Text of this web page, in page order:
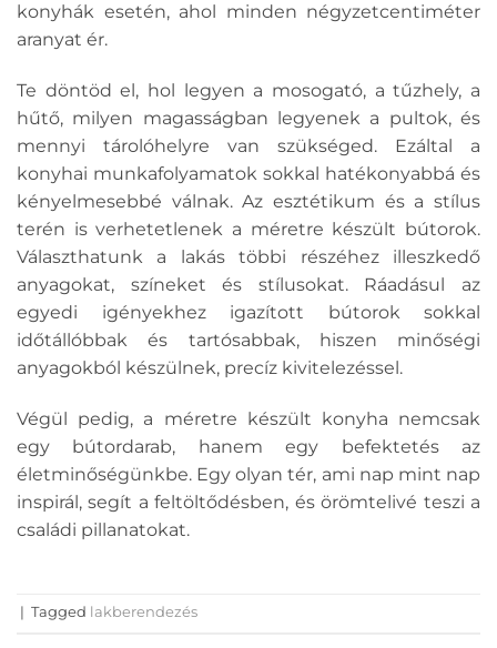
konyhák esetén, ahol minden négyzetcentiméter
aranyat ér.
Te döntöd el, hol legyen a mosogató, a tűzhely, a
hűtő, milyen magasságban legyenek a pultok, és
mennyi tárolóhelyre van szükséged. Ezáltal a
konyhai munkafolyamatok sokkal hatékonyabbá és
kényelmesebbé válnak. Az esztétikum és a stílus
terén is verhetetlenek a méretre készült bútorok.
Választhatunk a lakás többi részéhez illeszkedő
anyagokat, színeket és stílusokat. Ráadásul az
egyedi igényekhez igazított bútorok sokkal
időtállóbbak és tartósabbak, hiszen minőségi
anyagokból készülnek, precíz kivitelezéssel.
Végül pedig, a méretre készült konyha nemcsak
egy bútordarab, hanem egy befektetés az
életminőségünkbe. Egy olyan tér, ami nap mint nap
inspirál, segít a feltöltődésben, és örömtelivé teszi a
családi pillanatokat.
| Tagged lakberendezés